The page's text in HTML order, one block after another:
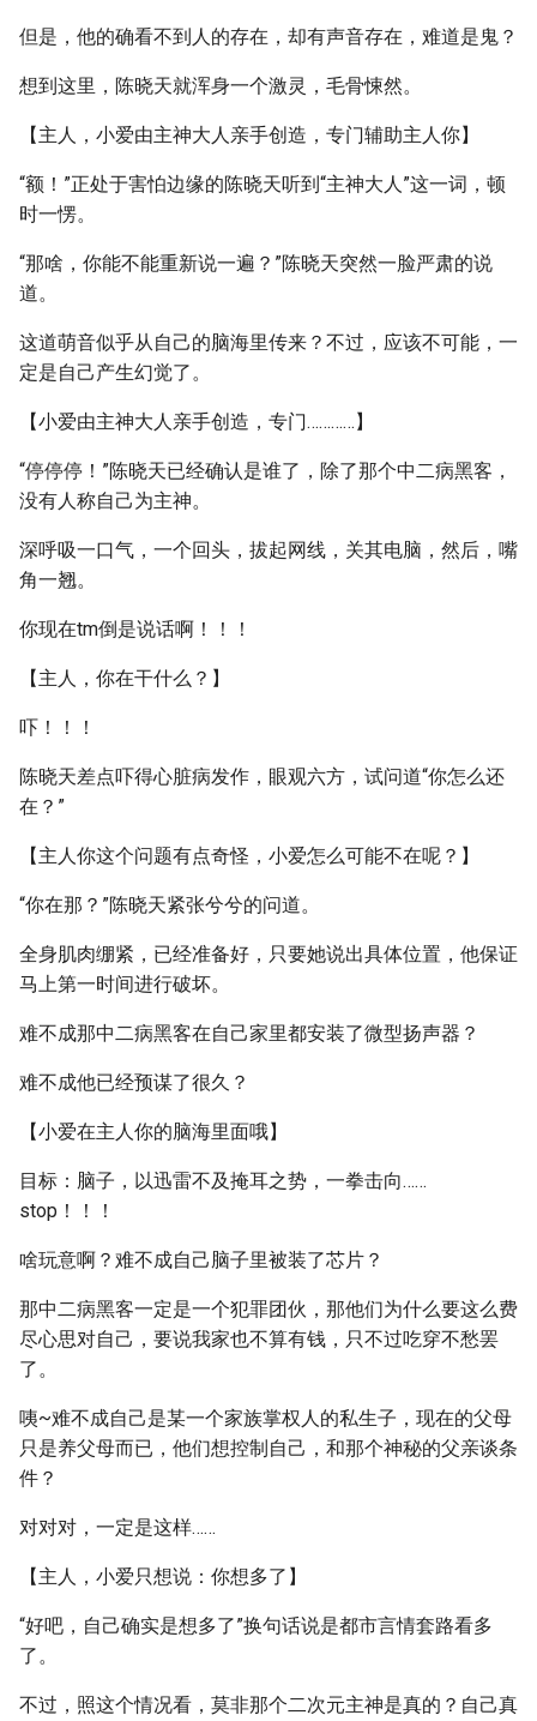
但是，他的确看不到人的存在，却有声音存在，难道是鬼？
想到这里，陈晓天就浑身一个激灵，毛骨悚然。
【主人，小爱由主神大人亲手创造，专门辅助主人你】
“额！”正处于害怕边缘的陈晓天听到“主神大人”这一词，顿
时一愣。
“那啥，你能不能重新说一遍？”陈晓天突然一脸严肃的说
道。
这道萌音似乎从自己的脑海里传来？不过，应该不可能，一
定是自己产生幻觉了。
【小爱由主神大人亲手创造，专门…………】
“停停停！”陈晓天已经确认是谁了，除了那个中二病黑客，
没有人称自己为主神。
深呼吸一口气，一个回头，拔起网线，关其电脑，然后，嘴
角一翘。
你现在tm倒是说话啊！！！
【主人，你在干什么？】
吓！！！
陈晓天差点吓得心脏病发作，眼观六方，试问道“你怎么还
在？”
【主人你这个问题有点奇怪，小爱怎么可能不在呢？】
“你在那？”陈晓天紧张兮兮的问道。
全身肌肉绷紧，已经准备好，只要她说出具体位置，他保证
马上第一时间进行破坏。
难不成那中二病黑客在自己家里都安装了微型扬声器？
难不成他已经预谋了很久？
【小爱在主人你的脑海里面哦】
目标：脑子，以迅雷不及掩耳之势，一拳击向……
stop！！！
啥玩意啊？难不成自己脑子里被装了芯片？
那中二病黑客一定是一个犯罪团伙，那他们为什么要这么费
尽心思对自己，要说我家也不算有钱，只不过吃穿不愁罢
了。
咦~难不成自己是某一个家族掌权人的私生子，现在的父母
只是养父母而已，他们想控制自己，和那个神秘的父亲谈条
件？
对对对，一定是这样……
【主人，小爱只想说：你想多了】
“好吧，自己确实是想多了”换句话说是都市言情套路看多
了。
不过，照这个情况看，莫非那个二次元主神是真的？自己真